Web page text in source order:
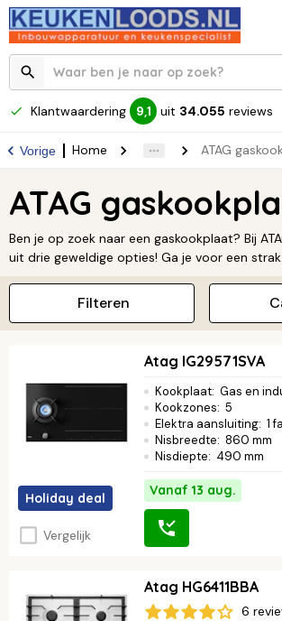
Klantwaardering 9,1 uit 34.055 reviews
Vorige Home ATAG
ATAG
Ben je op zoek naar een gaskookplaat? Bij
uit drie geweldige opties! Ga je voor een
wokbrander uit de MAGNA-lijn, of heb je liever
kookplaat zonder wokbrander? Wat je
altijd een ATAG gaskookplaat die bij jou past.
Filteren
Holiday deal
Vergelijk
Atag IG29571SVA
Kookplaat: Gas en
Kookzones: 5
Elektra aansluiting: 1
Nisbreedte: 860 mm
Nisdiepte: 490 mm
Vanaf 13 aug.
Atag HG6411BBA
6